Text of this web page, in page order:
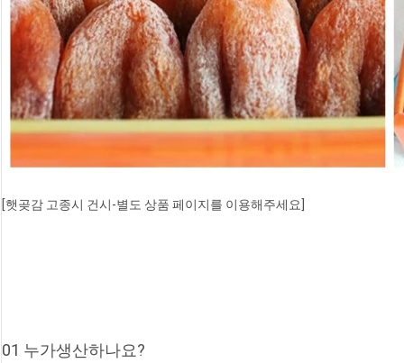
[햇곶감 고종시 건시-별도 상품 페이지를 이용해주세요]
01 누가생산하나요?